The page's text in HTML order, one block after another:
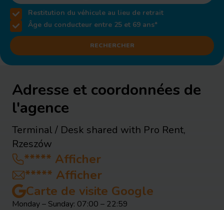
Restitution du véhicule au lieu de retrait
Âge du conducteur entre 25 et 69 ans*
RECHERCHER
Adresse et coordonnées de
l'agence
Terminal / Desk shared with Pro Rent,
Rzeszów
***** Afficher
***** Afficher
Carte de visite Google
Monday – Sunday: 07:00 – 22:59